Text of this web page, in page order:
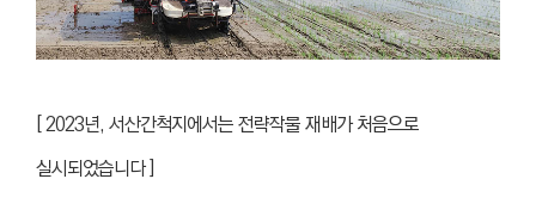
[ 2023년, 서산간척지에서는 전략작물 재배가 처음으로
실시되었습니다 ]